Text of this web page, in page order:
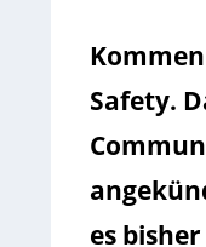
Safety.
es